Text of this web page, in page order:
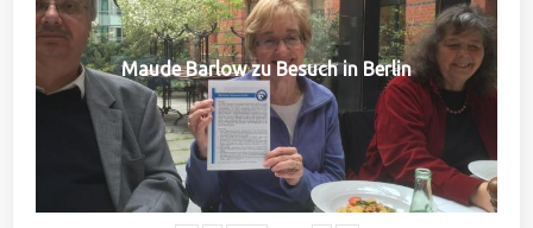
Maude Barlow zu Besuch in Berlin